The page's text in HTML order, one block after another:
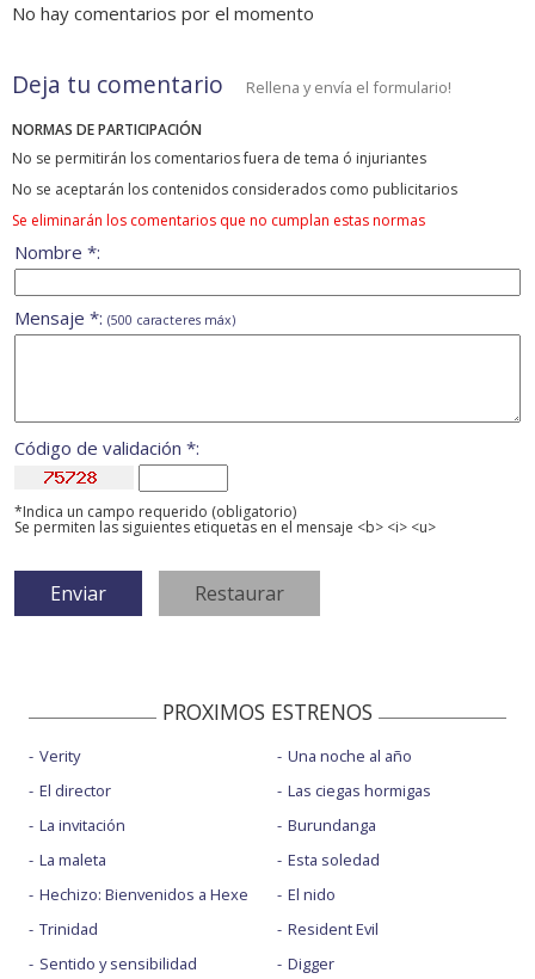
No hay comentarios por el momento
Deja tu comentario Rellena y envía el formulario!
NORMAS DE PARTICIPACIÓN
No se permitirán los comentarios fuera de tema ó injuriantes
No se aceptarán los contenidos considerados como publicitarios
Se eliminarán los comentarios que no cumplan estas normas
Nombre *:
Mensaje *: (500 caracteres máx)
Código de validación *:
*Indica un campo requerido (obligatorio)
Se permiten las siguientes etiquetas en el mensaje <b> <i> <u>
PROXIMOS ESTRENOS
Verity
El director
La invitación
La maleta
Hechizo: Bienvenidos a Hexe
Trinidad
Sentido y sensibilidad
Una noche al año
Las ciegas hormigas
Burundanga
Esta soledad
El nido
Resident Evil
Digger